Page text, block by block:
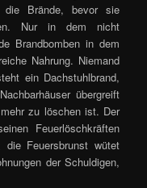
die Brände, bevor sie
Nur in dem nicht
Brandbomben in dem
Nahrung. Niemand
ein Dachstuhlbrand,
übergreift
zu löschen ist. Der
Feuerlöschkräften
Feuersbrunst wütet
der Schuldigen,